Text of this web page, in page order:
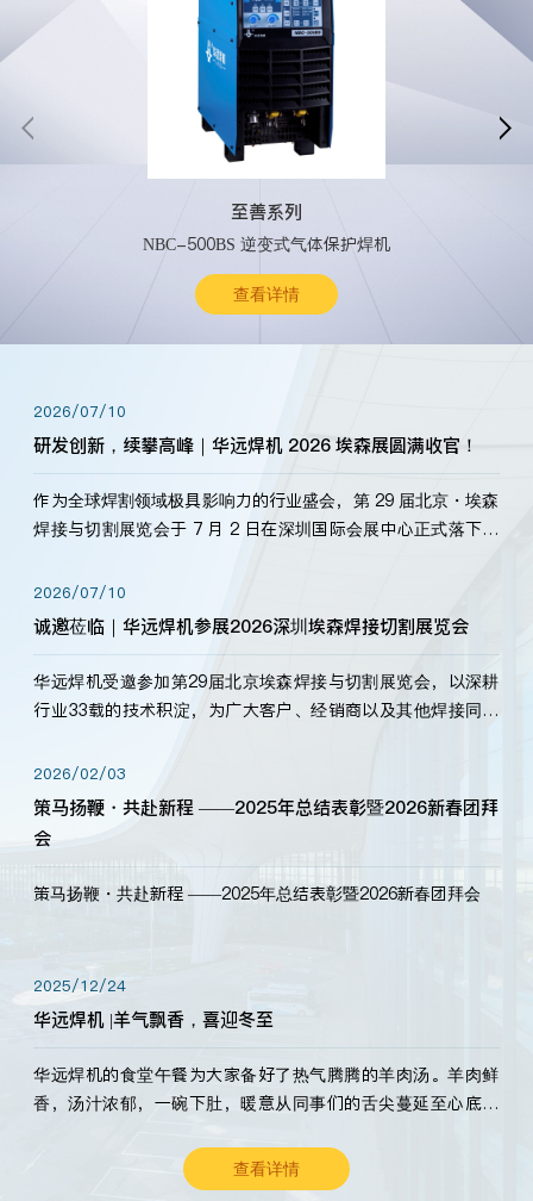
至善系列
NBC-500BS 逆变式气体保护焊机
查看详情
 
2026/07/10
研发创新，续攀高峰｜华远焊机 2026 埃森展圆满收官！
作为全球焊割领域极具影响力的行业盛会，第 29 届北京・埃森
焊接与切割展览会于 7 月 2 日在深圳国际会展中心正式落下帷
标准，持之以恒研发新产品、新技术。新老客户、行业伙伴、
海内外客户为目睹公司发布的新产…
2026/07/10
诚邀莅临｜华远焊机参展2026深圳埃森焊接切割展览会
华远焊机受邀参加第29届北京埃森焊接与切割展览会，以深耕
行业33载的技术积淀，为广大客户、经销商以及其他焊接同仁
2026/02/03
策马扬鞭・共赴新程 ——2025年总结表彰暨2026新春团拜
会
策马扬鞭・共赴新程 ——2025年总结表彰暨2026新春团拜会
2025/12/24
华远焊机 |羊气飘香，喜迎冬至
华远焊机的食堂午餐为大家备好了热气腾腾的羊肉汤。羊肉鲜
香，汤汁浓郁，一碗下肚，暖意从同事们的舌尖蔓延至心底。
查看详情